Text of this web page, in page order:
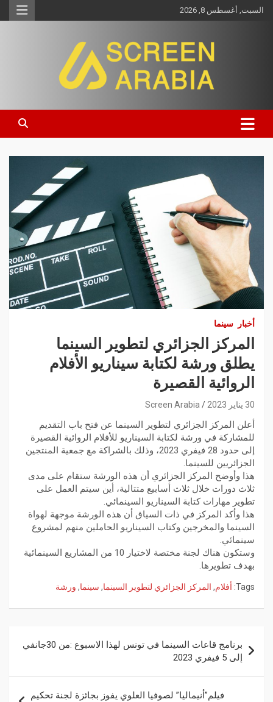
السبت, أغسطس 8, 2026
Screen Arabia
أخبار سينما
المركز الجزائري لتطوير السينما
يطلق ورشة لكتابة سيناريو الأفلام
الروائية القصيرة
30 يناير 2023 Screen Arabia
أعلن المركز الجزائري لتطوير السينما عن فتح باب التقديم
للمشاركة في ورشة لكتابة السيناريو للأفلام الروائية القصيرة
إلى حدود 28 فيفري 2023، وذلك بالشراكة مع جمعية المنتجين
الجزائريين للسينما.
هذا وأوضح المركز الجزائري أن هذه الورشة ستقام على مدى
ثلاث دورات خلال ثلاث أسابيع متتالية، أين سيتم العمل على
تطوير مهارات كتابة السيناريو السينمائي.
هذا وأكد المركز في ذات السياق أن هذه الورشة موجهة لهواة
السينما والمخرجين وكتاب السيناريو الحاملين منهم لمشروع
سينمائي.
وستكون هناك لجنة مختصة لاختيار 10 من المشاريع السينمائية
بهدف تطويرها.
Tags: أفلام, المركز الجزائري لتطوير السينما, سينما, ورشة
برنامج قاعات السينما في تونس لهذا الاسبوع :من 30جانفي
إلى 5 فيفري 2023
فيلم”أنيماليا” لصوفيا العلوي يفوز بجائزة لجنة تحكيم